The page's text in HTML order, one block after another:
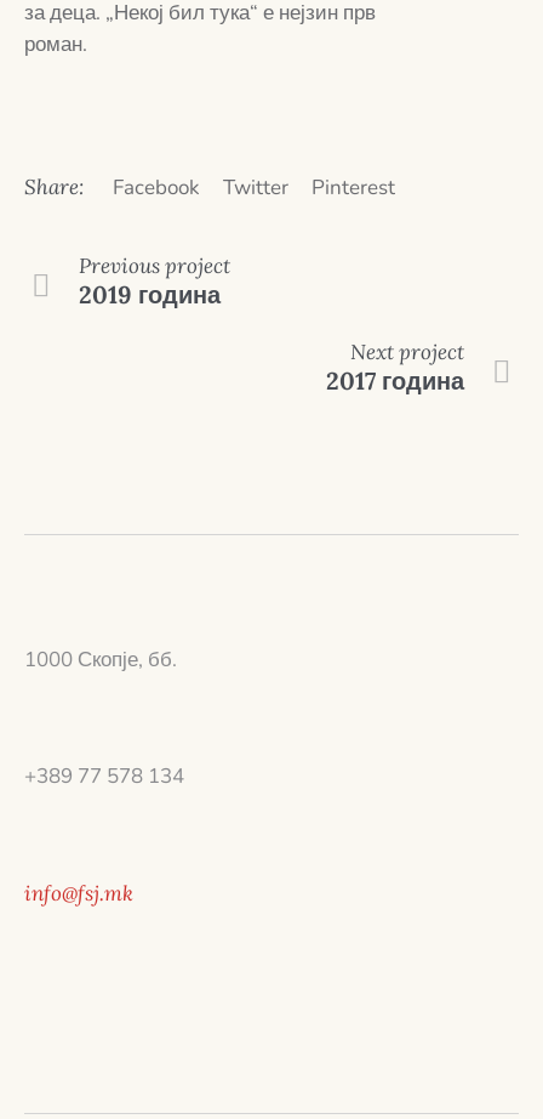
за деца. „Некој бил тука“ е нејзин прв
роман.
Share: Facebook Twitter Pinterest
Previousproject
2019 година
Nextproject
2017 година
1000 Скопје, бб.
+389 77 578 134
info@fsj.mk